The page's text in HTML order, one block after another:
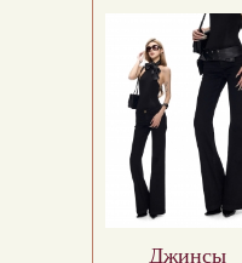
Джинсы